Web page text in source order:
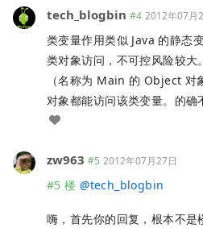
tech_blogbin #4 2012年07月
类变量作用类似 Java 的静态
类对象访问，不可控风险较
（名称为 Main 的 Object 对
对象都能访问该类变量。的确
zw963 #5 2012年07月27日
#5 楼 @tech_blogbin
嗨，首先你的回复，根本不